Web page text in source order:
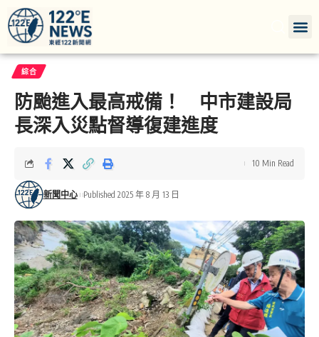
綜合
防颱進入最高戒備！ 中市建設局
長深入災點督導復建進度
新聞中心 Published 2025 年 8 月 13 日
10 Min Read